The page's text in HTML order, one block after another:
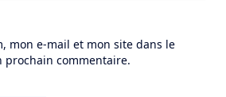
mon e-mail et mon site dans le
prochain commentaire.